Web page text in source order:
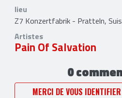
lieu
Z7 Konzertfabrik - Pratteln,
Artistes
Pain Of Salvation
0
MERCI DE VOUS